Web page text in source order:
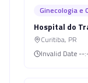
Ginecologia e
Hospital do
Curitiba, PR
Invalid Date --